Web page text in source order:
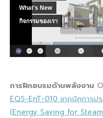
What's New
กิจกรรมของเรา
การฝึกอบรมด้านพลังงาน
EQS-EnT-010 เทคนิคการ
(Energy Saving for